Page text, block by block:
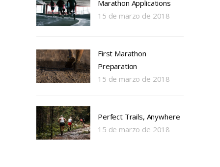
Marathon Applications
15 de marzo de 2018
First Marathon
Preparation
15 de marzo de 2018
Perfect Trails, Anywhere
15 de marzo de 2018